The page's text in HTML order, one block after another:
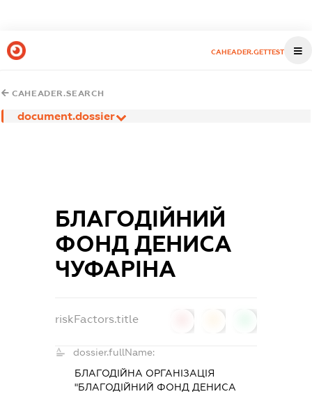
CAHEADER.GETTEST
CAHEADER.SEARCH
document.dossier
БЛАГОДІЙНИЙ
ФОНД ДЕНИСА
ЧУФАРІНА
riskFactors.title
dossier.fullName:
БЛАГОДІЙНА ОРГАНІЗАЦІЯ
"БЛАГОДІЙНИЙ ФОНД ДЕНИСА